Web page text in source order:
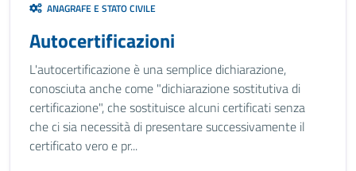
ANAGRAFE E STATO CIVILE
Autocertificazioni
L'autocertificazione è una semplice dichiarazione,
conosciuta anche come "dichiarazione sostitutiva di
certificazione", che sostituisce alcuni certificati senza
che ci sia necessità di presentare successivamente il
certificato vero e pr...